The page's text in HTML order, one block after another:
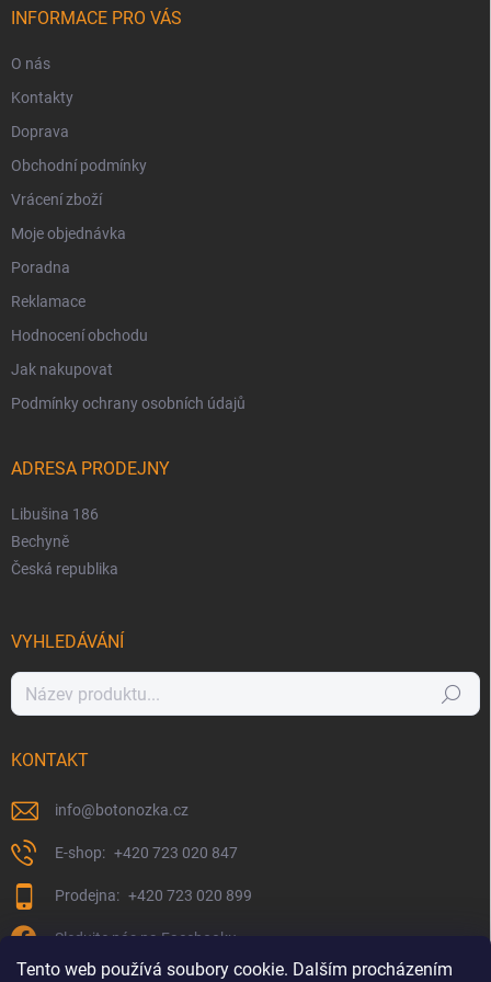
Tento web používá soubory cookie. Dalším procházením
INFORMACE PRO VÁS
O nás
Kontakty
Doprava
Obchodní podmínky
Vrácení zboží
Moje objednávka
Poradna
Reklamace
Hodnocení obchodu
Jak nakupovat
Podmínky ochrany osobních údajů
ADRESA PRODEJNY
Libušina 186
Bechyně
Česká republika
VYHLEDÁVÁNÍ
Hledat
KONTAKT
info@botonozka.cz
+420 723 020 847
+420 723 020 899
Sledujte nás na Facebooku